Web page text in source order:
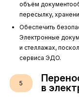
объём
пересылку,
Обеспечить
Электронные
и стеллажах,
сервиса ЭДО.
5
в